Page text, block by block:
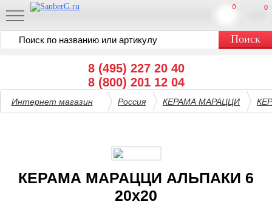
8 (495) 227 20 40
8 (800) 201 12 04
0
0
Интернет магазин Россия КЕРАМА МАРАЦЦИ
КЕРАМА МАРАЦЦИ АЛЬПАКИ 6
20х20